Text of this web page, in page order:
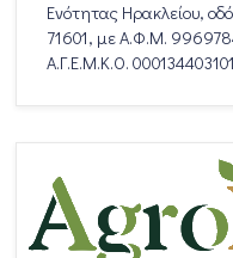
Ενότητας Ηρακλείου,
71601, με Α.Φ.Μ.
Α.Γ.Ε.Μ.Κ.Ο. 000134403101